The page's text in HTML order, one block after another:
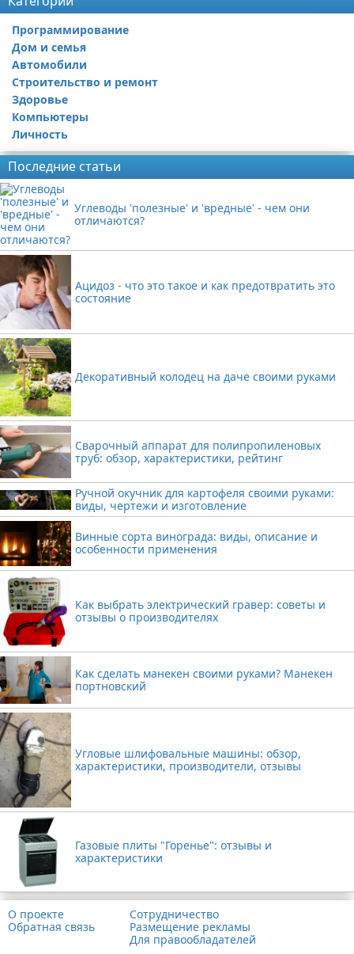
Программирование
Дом и семья
Автомобили
Строительство и ремонт
Здоровье
Компьютеры
Личность
Последние статьи
Углеводы 'полезные' и 'вредные' - чем они
отличаются?
Ацидоз - что это такое и как предотвратить это
состояние
Декоративный колодец на даче своими руками
Сварочный аппарат для полипропиленовых
труб: обзор, характеристики, рейтинг
Ручной окучник для картофеля своими руками:
виды, чертежи и изготовление
Винные сорта винограда: виды, описание и
особенности применения
Как выбрать электрический гравер: советы и
отзывы о производителях
Как сделать манекен своими руками? Манекен
портновский
Угловые шлифовальные машины: обзор,
характеристики, производители, отзывы
Газовые плиты "Горенье": отзывы и
характеристики
О проекте
Обратная связь
Сотрудничество
Размещение рекламы
Для правообладателей